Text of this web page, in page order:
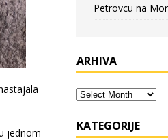
jednom
Petrovcu na
ARHIVA
KATEGORIJE